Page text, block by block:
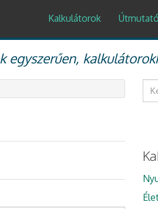
Kalkulátorok
egyszerűen,